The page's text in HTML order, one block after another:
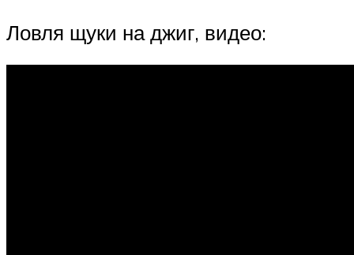
Ловля щуки на джиг, видео: